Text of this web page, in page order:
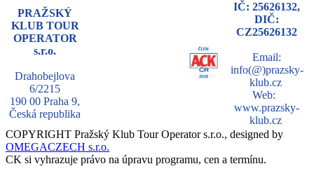
PRAŽSKÝ
KLUB TOUR
OPERATOR
s.r.o.
Drahobejlova
6/2215
190 00 Praha 9,
Česká republika
IČ: 25626132,
DIČ:
CZ25626132
Email:
info(@)prazsky-
klub.cz
Web:
www.prazsky-
klub.cz
COPYRIGHT Pražský Klub Tour Operator s.r.o., designed by
OMEGACZECH s.r.o.
CK si vyhrazuje právo na úpravu programu, cen a termínu.